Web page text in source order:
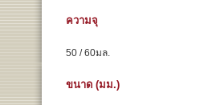
ความจุ
50 / 60มล.
ขนาด (มม.)